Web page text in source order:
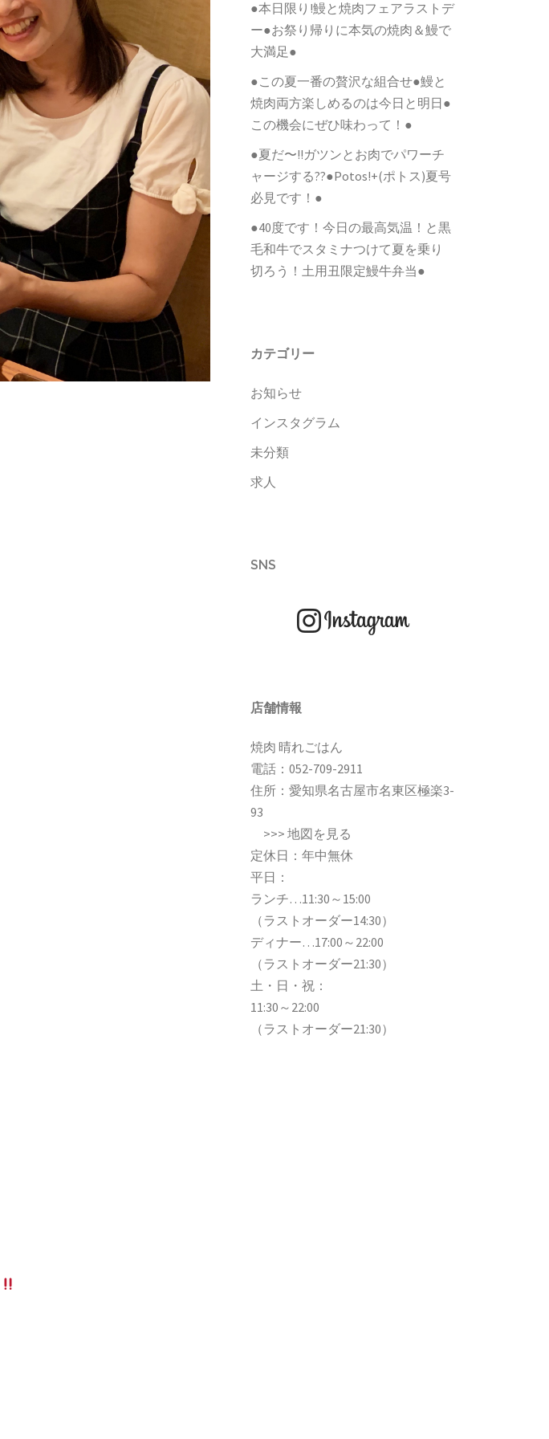
●本日限り!鰻と焼肉フェアラストデ
ー●お祭り帰りに本気の焼肉＆鰻で
大満足●
●この夏一番の贅沢な組合せ●鰻と
焼肉両方楽しめるのは今日と明日●
この機会にぜひ味わって！●
●夏だ〜!!ガツンとお肉でパワーチ
ャージする??●Potos!+(ポトス)夏号
必見です！●
●40度です！今日の最高気温！と黒
毛和牛でスタミナつけて夏を乗り
切ろう！土用丑限定鰻牛弁当●
カテゴリー
お知らせ
インスタグラム
未分類
求人
SNS
店舗情報
焼肉 晴れごはん
電話： 052-709-2911
住所：愛知県名古屋市名東区極楽3-
93
>>> 地図を見る
定休日：年中無休
平日：
ランチ…11:30～15:00
（ラストオーダー14:30）
ディナー…17:00～22:00
（ラストオーダー21:30）
土・日・祝：
11:30～22:00
（ラストオーダー21:30）